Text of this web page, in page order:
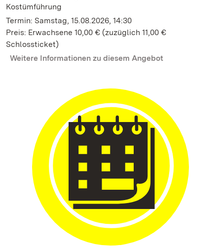
Kostümführung
Termin: Samstag, 15.08.2026, 14:30
Preis: Erwachsene 10,00 € (zuzüglich 11,00 €
Schlossticket)
Weitere Informationen zu diesem Angebot